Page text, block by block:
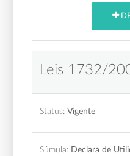
Leis 1732/
Status: Vigente
Súmula: Declara de